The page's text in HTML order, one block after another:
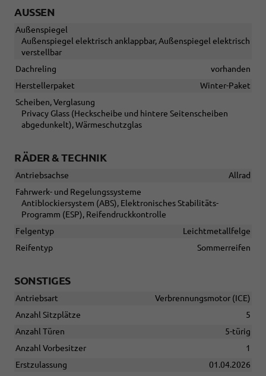
AUSSEN
Außenspiegel
Außenspiegel elektrisch anklappbar, Außenspiegel elektrisch
verstellbar
Dachreling
vorhanden
Herstellerpaket
Winter-Paket
Scheiben, Verglasung
Privacy Glass (Heckscheibe und hintere Seitenscheiben
abgedunkelt), Wärmeschutzglas
RÄDER & TECHNIK
Antriebsachse
Allrad
Fahrwerk- und Regelungssysteme
Antiblockiersystem (ABS), Elektronisches Stabilitäts-
Programm (ESP), Reifendruckkontrolle
Felgentyp
Leichtmetallfelge
Reifentyp
Sommerreifen
SONSTIGES
Antriebsart
Verbrennungsmotor (ICE)
Anzahl Sitzplätze
5
Anzahl Türen
5-türig
Anzahl Vorbesitzer
1
Erstzulassung
01.04.2026